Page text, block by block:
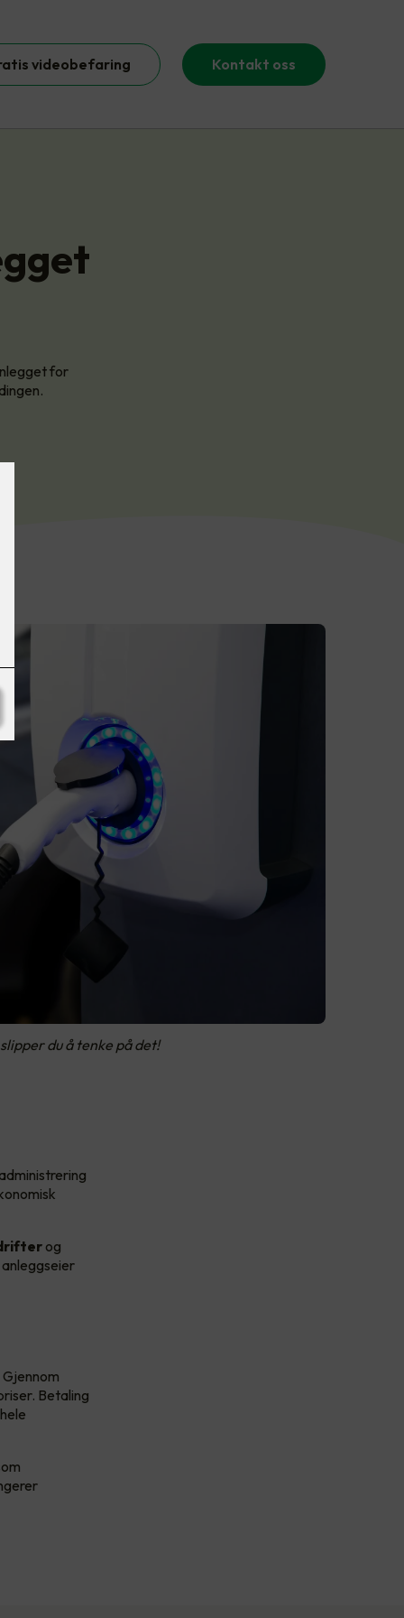
videobefaring Kontakt oss
for
du å tenke på det!
og
Gjennom
Betaling